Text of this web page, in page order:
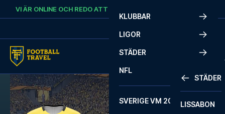
Skip to content
VI ÄR ONLINE OCH REDO ATT HJÄLPA DIG.
KLUBBAR
LIGOR
STÄDER
STÄDER
LISSABON
NFL
SVERIGE VM 2026